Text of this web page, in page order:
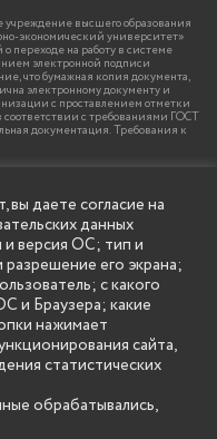
учреждение высшего образования
экономический университет»
переходе на работу в системе
электронной подписи
что бумажная копия документа,
электронному документу и
с проставлением отметки
соответствии с требованиями ГОСТ
документация. Требования к
на нашем сайте
только для ознакомления.
не претендует на обозначение
Авторы не несут ответственности
целях, запрещенных Уголовным
с указанными
материалов. Иначе вы должны
на сайте, взяты с
являетесь правообладателем
и не хотели бы чтобы данная
согласия, то мы будем рады
страницы. Для этого достаточно,
с E-mail официального
котором указали ссылки на
даете согласие на
данных
версия ОС; тип и
разрешение его экрана;
с какого
и Браузера; какие
нажимает
сайта,
статистических
обрабатывались,